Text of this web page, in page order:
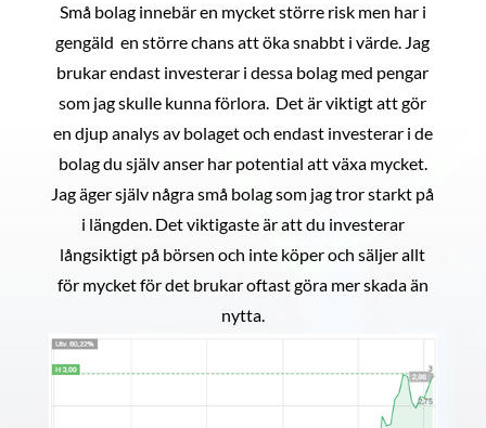
Små bolag innebär en mycket större risk men har i
gengäld en större chans att öka snabbt i värde. Jag
brukar endast investerar i dessa bolag med pengar
som jag skulle kunna förlora. Det är viktigt att gör
en djup analys av bolaget och endast investerar i de
bolag du själv anser har potential att växa mycket.
Jag äger själv några små bolag som jag tror starkt på
i längden. Det viktigaste är att du investerar
långsiktigt på börsen och inte köper och säljer allt
för mycket för det brukar oftast göra mer skada än
nytta.